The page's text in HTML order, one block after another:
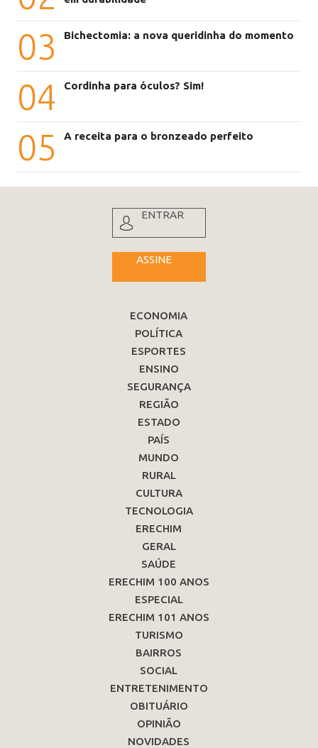
03 Bichectomia: a nova queridinha do momento
04 Cordinha para óculos? Sim!
05 A receita para o bronzeado perfeito
ENTRAR
ASSINE
ECONOMIA
POLÍTICA
ESPORTES
ENSINO
SEGURANÇA
REGIÃO
ESTADO
PAÍS
MUNDO
RURAL
CULTURA
TECNOLOGIA
ERECHIM
GERAL
SAÚDE
ERECHIM 100 ANOS
ESPECIAL
ERECHIM 101 ANOS
TURISMO
BAIRROS
SOCIAL
ENTRETENIMENTO
OBITUÁRIO
OPINIÃO
NOVIDADES